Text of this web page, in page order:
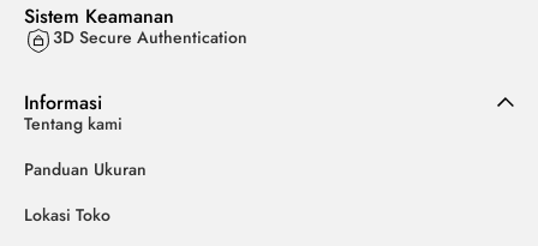
Sistem Keamanan
3D Secure Authentication
Informasi
Tentang kami
Panduan Ukuran
Lokasi Toko